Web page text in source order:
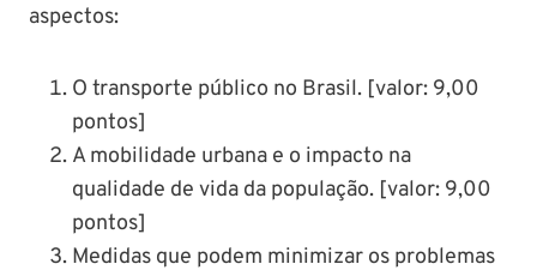
aspectos:
O transporte público no Brasil. [valor: 9,00
pontos]
A mobilidade urbana e o impacto na
qualidade de vida da população. [valor: 9,00
pontos]
Medidas que podem minimizar os problemas